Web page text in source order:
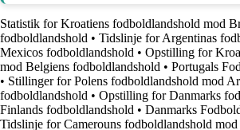
Statistik for Kroatiens fodboldlandshold mod
fodboldlandshold • Tidslinje for Argentinas
Mexicos fodboldlandshold • Opstilling for
mod Belgiens fodboldlandshold • Portugals
• Stillinger for Polens fodboldlandshold mod
fodboldlandshold • Opstilling for Danmarks
Finlands fodboldlandshold • Danmarks
Tidslinje for Camerouns fodboldlandshold